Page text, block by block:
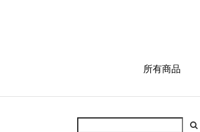
所有商品